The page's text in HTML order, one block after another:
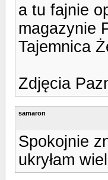
a tu fajnie
magazynie
Tajemnica
Zdjęcia
samaron
Spokojnie
ukryłam